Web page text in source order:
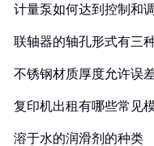
计量泵如何达到控制和
联轴器的轴孔形式有三
不锈钢材质厚度允许误
复印机出租有哪些常见
溶于水的润滑剂的种类